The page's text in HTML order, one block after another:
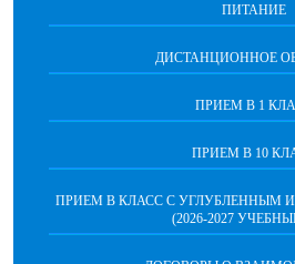
ПИТАНИЕ
ДИСТАНЦИОННОЕ
ПРИЕМ В 1
ПРИЕМ В 10
ПРИЕМ В КЛАСС С УГЛУБЛЕННЫМ
(2026-2027